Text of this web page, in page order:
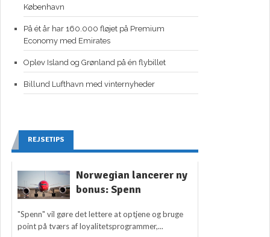
København
På ét år har 160.000 fløjet på Premium
Economy med Emirates
Oplev Island og Grønland på én flybillet
Billund Lufthavn med vinternyheder
REJSETIPS
Norwegian lancerer ny
bonus: Spenn
"Spenn" vil gøre det lettere at optjene og bruge
point på tværs af loyalitetsprogrammer,...